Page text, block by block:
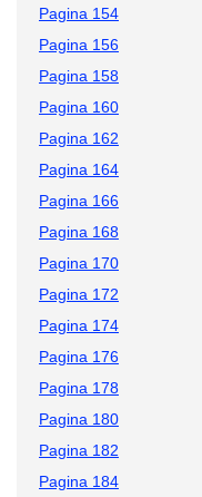
Pagina 154
Pagina 156
Pagina 158
Pagina 160
Pagina 162
Pagina 164
Pagina 166
Pagina 168
Pagina 170
Pagina 172
Pagina 174
Pagina 176
Pagina 178
Pagina 180
Pagina 182
Pagina 184